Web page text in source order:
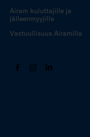
Airam kuluttajille ja
jälleenmyyjille
Vastuullisuus Airamilla